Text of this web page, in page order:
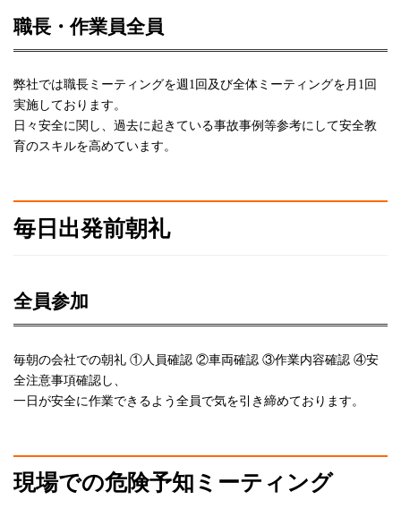
職長・作業員全員
弊社では職長ミーティングを週1回及び全体ミーティングを月1回
実施しております。
日々安全に関し、過去に起きている事故事例等参考にして安全教
育のスキルを高めています。
毎日出発前朝礼
全員参加
毎朝の会社での朝礼 ①人員確認 ②車両確認 ③作業内容確認 ④安
全注意事項確認し、
一日が安全に作業できるよう全員で気を引き締めております。
現場での危険予知ミーティング